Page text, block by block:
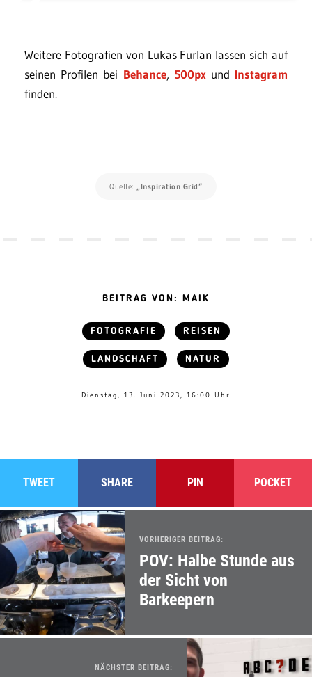
Weitere Fotografien von Lukas Furlan lassen sich auf
seinen Profilen bei Behance, 500pxund Instagram
finden.
Quelle: „Inspiration Grid“
BEITRAG VON: MAIK
FOTOGRAFIE REISEN
LANDSCHAFT NATUR
Dienstag, 13. Juni 2023, 16:00 Uhr
TWEET SHARE PIN POCKET
VORHERIGER BEITRAG:
POV: Halbe Stunde aus
der Sicht von
Barkeepern
NÄCHSTER BEITRAG: